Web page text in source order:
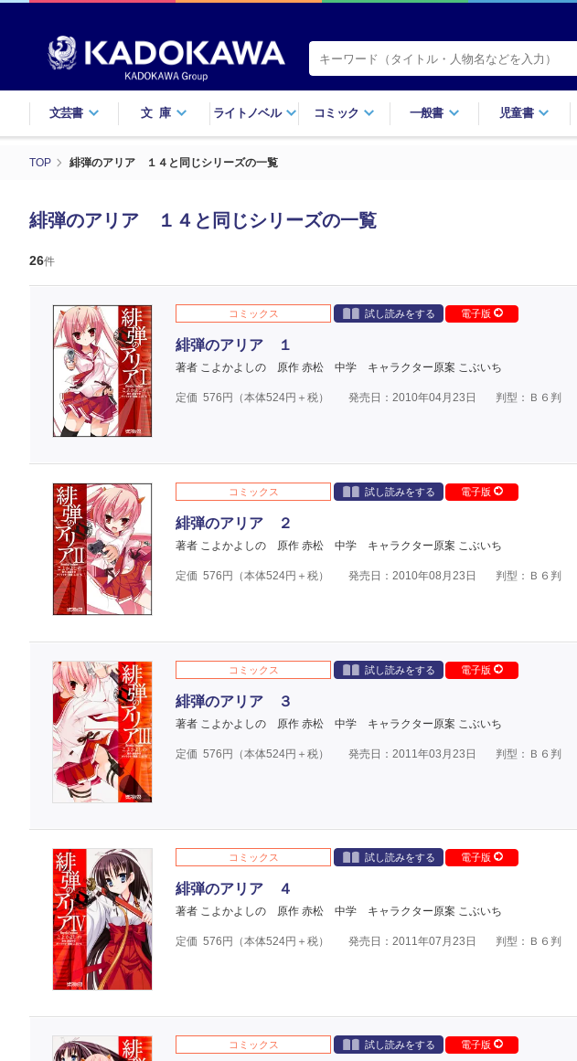
文芸書 文庫 ライトノベル コミック 一般書 児童書
TOP 緋弾のアリア １４と同じシリーズの一覧
緋弾のアリア １４と同じシリーズの一覧
26件
コミックス 試し読みをする 電子版
緋弾のアリア １
著者 こよかよしの 原作 赤松 中学 キャラクター原案 こぶいち
定価 576円（本体524円＋税） 発売日：2010年04月23日 判型：Ｂ６判
コミックス 試し読みをする 電子版
緋弾のアリア ２
著者 こよかよしの 原作 赤松 中学 キャラクター原案 こぶいち
定価 576円（本体524円＋税） 発売日：2010年08月23日 判型：Ｂ６判
コミックス 試し読みをする 電子版
緋弾のアリア ３
著者 こよかよしの 原作 赤松 中学 キャラクター原案 こぶいち
定価 576円（本体524円＋税） 発売日：2011年03月23日 判型：Ｂ６判
コミックス 試し読みをする 電子版
緋弾のアリア ４
著者 こよかよしの 原作 赤松 中学 キャラクター原案 こぶいち
定価 576円（本体524円＋税） 発売日：2011年07月23日 判型：Ｂ６判
コミックス 試し読みをする 電子版